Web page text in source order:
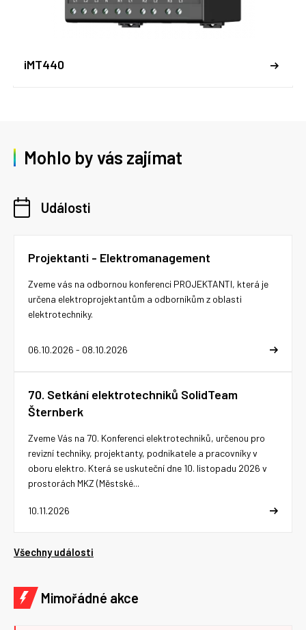
iMT440
Mohlo by vás zajímat
Události
Projektanti - Elektromanagement
06.10.2026 - 08.10.2026
Zveme vás na odbornou konferenci PROJEKTANTI, která je
určena elektroprojektantům a odborníkům z oblasti
elektrotechniky.
70. Setkání elektrotechniků SolidTeam
Šternberk
10.11.2026
Zveme Vás na 70. Konferenci elektrotechniků, určenou pro
revizní techniky, projektanty, podnikatele a pracovníky v
oboru elektro. Která se uskuteční dne 10. listopadu 2026 v
prostorách MKZ (Městské...
Všechny události
Mimořádné akce